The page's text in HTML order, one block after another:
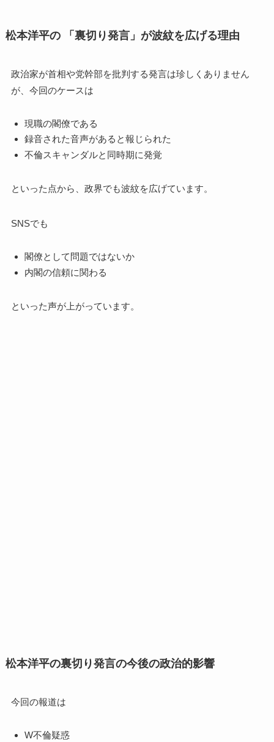
松本洋平の 「裏切り発言」が波紋を広げる理由
政治家が首相や党幹部を批判する発言は珍しくありません
が、今回のケースは
現職の閣僚である
録音された音声があると報じられた
不倫スキャンダルと同時期に発覚
といった点から、政界でも波紋を広げています。
SNSでも
閣僚として問題ではないか
内閣の信頼に関わる
といった声が上がっています。
松本洋平の裏切り発言の今後の政治的影響
今回の報道は
W不倫疑惑